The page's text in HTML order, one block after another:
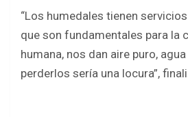
“Los humedales tienen
que son fundamentales para la
humana, nos dan aire puro,
perderlos sería una locura”,